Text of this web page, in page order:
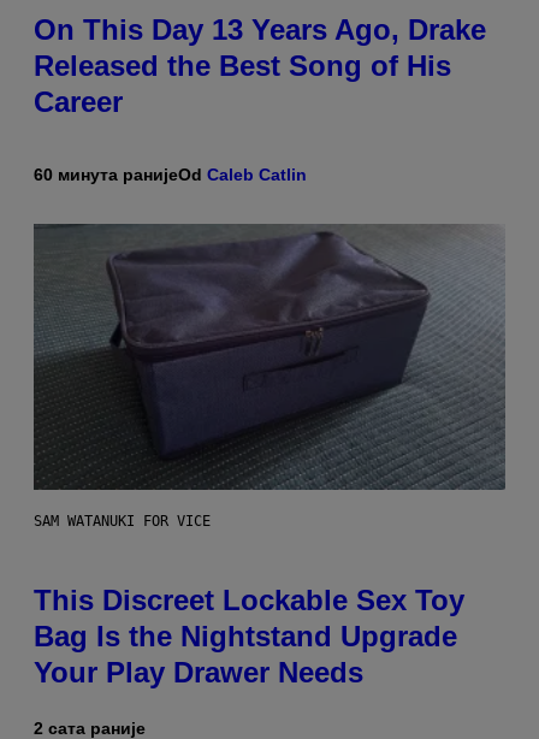
On This Day 13 Years Ago, Drake
Released the Best Song of His
Career
60 минута ранијеOd Caleb Catlin
SAM WATANUKI FOR VICE
This Discreet Lockable Sex Toy
Bag Is the Nightstand Upgrade
Your Play Drawer Needs
2 сата раније